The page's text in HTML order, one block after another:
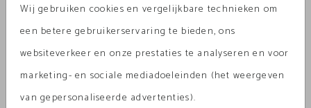
Wij gebruiken cookies en vergelijkbare technieken om
een betere gebruikerservaring te bieden, ons
websiteverkeer en onze prestaties te analyseren en voor
marketing- en sociale mediadoeleinden (het weergeven
van gepersonaliseerde advertenties).
Aantal x 1 Prijs: € 0,45
Omschrijving